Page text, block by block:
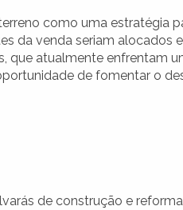
como uma estratégia
da venda seriam alocados
que atualmente enfrentam
de fomentar o
de construção e